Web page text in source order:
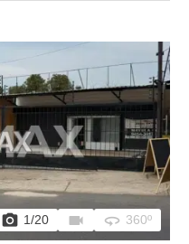
photo_camera 1/20 videocam 360 360º